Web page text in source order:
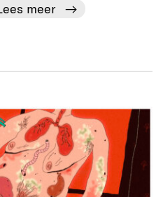
meer